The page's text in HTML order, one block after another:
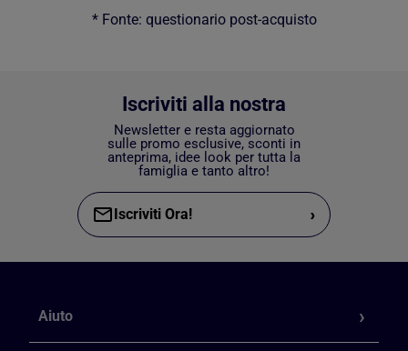
* Fonte: questionario post-acquisto
Iscriviti alla nostra
Newsletter e resta aggiornato
sulle promo esclusive, sconti in
anteprima, idee look per tutta la
famiglia e tanto altro!
Iscriviti Ora! ›
Aiuto